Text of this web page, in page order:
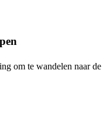
om te wandelen naar de